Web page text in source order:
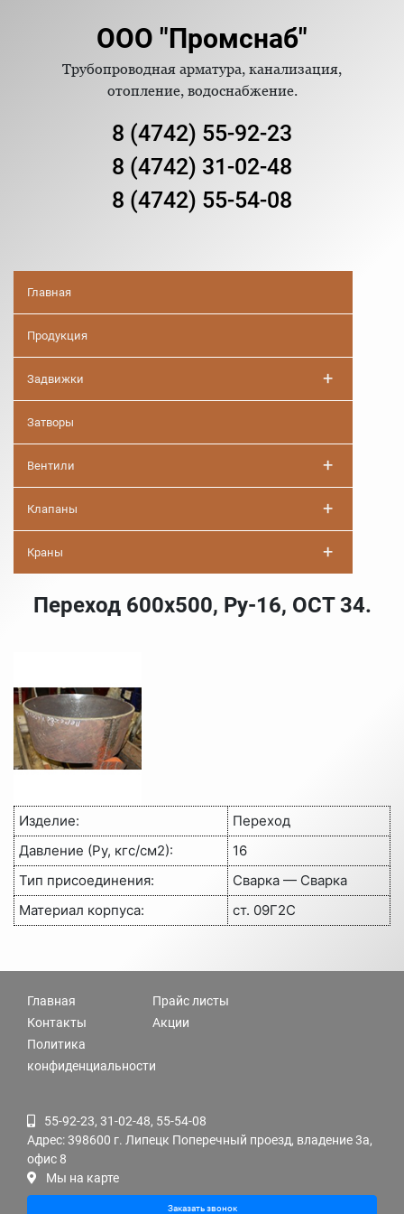
ООО "Промснаб"
Трубопроводная арматура, канализация,
отопление, водоснабжение.
8 (4742) 55-92-23
8 (4742) 31-02-48
8 (4742) 55-54-08
Главная
Продукция
Задвижки +
Затворы
Вентили +
Клапаны +
Краны +
Переход 600х500, Ру-16, ОСТ 34.
Изделие:
Переход
Давление (Ру, кгс/см2):
16
Тип присоединения:
Сварка — Сварка
Материал корпуса:
ст. 09Г2С
Главная
Контакты
Политика
конфиденциальности
Прайс листы
Акции
55-92-23, 31-02-48, 55-54-08
Адрес: 398600 г. Липецк Поперечный проезд, владение 3а,
офис 8
Мы на карте
Заказать звонок